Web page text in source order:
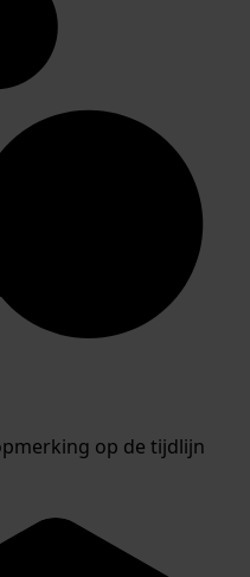
op de tijdlijn